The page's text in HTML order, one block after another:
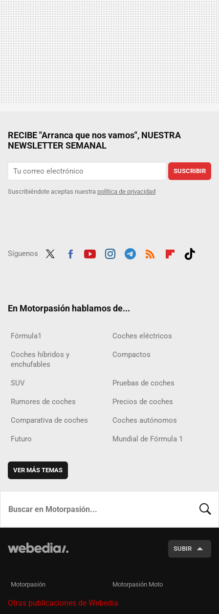
RECIBE "Arranca que nos vamos", NUESTRA
NEWSLETTER SEMANAL
SUSCRIBIR
Suscribiéndote aceptas nuestra política de privacidad
Síguenos
En Motorpasión hablamos de...
Fórmula1 Coches eléctricos
Coches híbridos y
enchufables
Compactos
SUV Pruebas de coches
Rumores de coches Precios de coches
Comparativa de coches Coches autónomos
Futuro Mundial de Fórmula 1
VER MÁS TEMAS
SUBIR
Motorpasión Motorpasión Moto
Otras publicaciones de Webedia